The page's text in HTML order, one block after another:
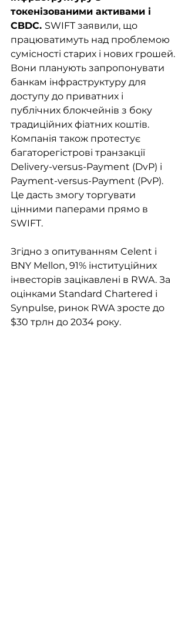
токенізованими активами і
CBDC. SWIFT заявили, що
працюватимуть над проблемою
сумісності старих і нових грошей.
Вони планують запропонувати
банкам інфраструктуру для
доступу до приватних і
публічних блокчейнів з боку
традиційних фіатних коштів.
Компанія також протестує
багаторегістрові транзакції
Delivery-versus-Payment (DvP) і
Payment-versus-Payment (PvP).
Це дасть змогу торгувати
цінними паперами прямо в
SWIFT.
Згідно з опитуванням Celent і
BNY Mellon, 91% інституційних
інвесторів зацікавлені в RWA. За
оцінками Standard Chartered і
Synpulse, ринок RWA зросте до
$30 трлн до 2034 року.